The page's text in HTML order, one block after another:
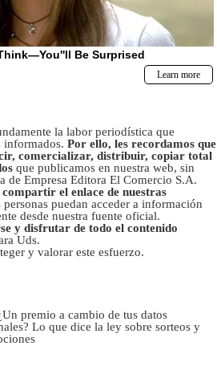
la labor periodística que
informados. Por ello, les recordamos que
comercializar, distribuir, copiar total
que publicamos en nuestra web, sin
de Empresa Editora El Comercio S.A.
el enlace de nuestras
personas puedan acceder a información
desde nuestra fuente oficial.
y disfrutar de todo el contenido
Uds.
y valorar este esfuerzo.
premio a cambio de tus datos
Lo que dice la ley sobre sorteos y